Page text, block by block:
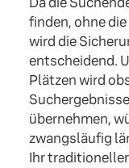
finden, ohne
wird die
entscheidend.
Plätzen wird
übernehmen,
zwangsläufig
Ihr